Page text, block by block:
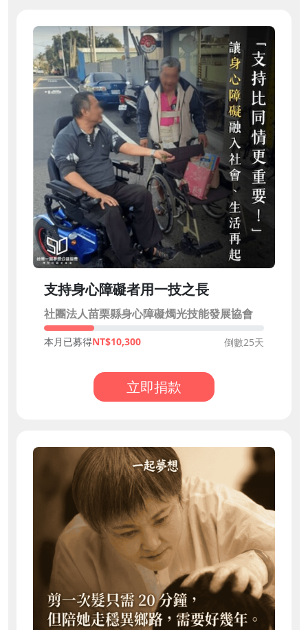
支持身心障礙者用一技之長
社團法人苗栗縣身心障礙燭光技能發展協會
本月已募得 10,300 倒數25天
立即捐款